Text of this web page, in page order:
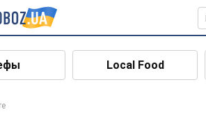
Local Food